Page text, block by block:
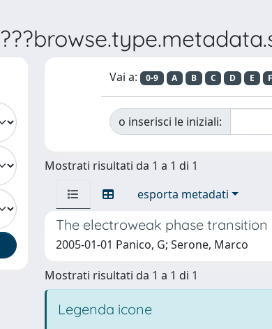
Vai a: 0-9 A B C D E F
o inserisci le iniziali:
Mostrati risultati da 1 a 1 di 1
esporta metadati
The electroweak phase
2005-01-01 Panico, G; Serone, Marco
Mostrati risultati da 1 a 1 di 1
Legenda icone